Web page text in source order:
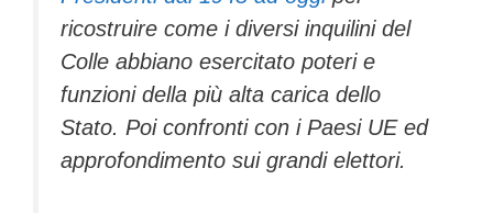
ricostruire come i diversi inquilini del
Colle abbiano esercitato poteri e
funzioni della più alta carica dello
Stato. Poi confronti con i Paesi UE ed
approfondimento sui grandi elettori.